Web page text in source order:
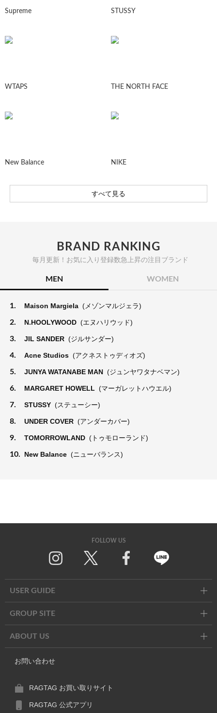
Supreme STUSSY
WTAPS THE NORTH FACE
New Balance NIKE
すべて見る
BRAND RANKING
毎月更新！お気に入り登録数急上昇の注目ブランド
MEN WOMEN
1. Maison Margiela (メゾンマルジェラ)
2. N.HOOLYWOOD (エヌハリウッド)
3. JIL SANDER (ジルサンダー)
4. Acne Studios (アクネストゥディオズ)
5. JUNYA WATANABE MAN (ジュンヤワタナベマン)
6. MARGARET HOWELL (マーガレットハウエル)
7. STUSSY (ステューシー)
8. UNDER COVER (アンダーカバー)
9. TOMORROWLAND (トゥモローランド)
10. New Balance (ニューバランス)
FOLLOW US
USER GUIDE
GROUP SITE
ABOUT US
お問い合わせ
RAGTAG お買い取りサイト
RAGTAG 公式アプリ